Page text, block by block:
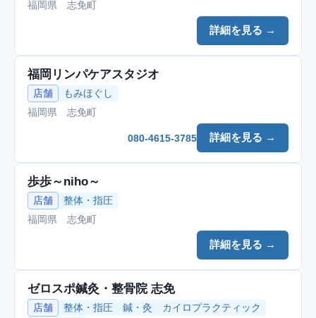
福岡県 志免町
詳細を見る →
福岡リンパケアスタジオ
店舗
もみほぐし
福岡県 志免町
詳細を見る →
080-4615-3785
歩歩～niho～
店舗
整体・指圧
福岡県 志免町
詳細を見る →
ゼロスポ鍼灸・整骨院 志免
店舗 整体・指圧 鍼・灸
カイロプラクティック